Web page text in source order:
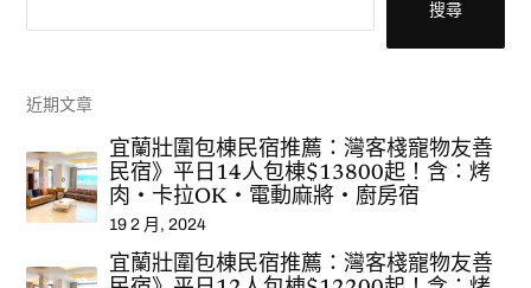
搜尋
近期文章
宜蘭壯圍包棟民宿推薦：灣客棧寵物友善
民宿》平日14人包棟$13800起！含：烤
肉‧卡拉OK‧電動麻將‧廚房宿
19 2 月, 2024
宜蘭壯圍包棟民宿推薦：灣客棧寵物友善